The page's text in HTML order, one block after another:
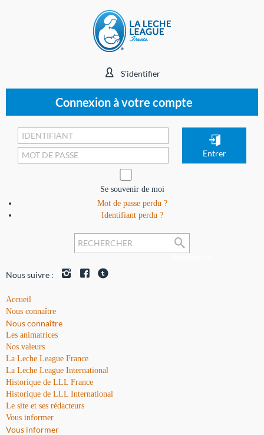
S'identifier
Connexion à votre compte
Se souvenir de moi
Mot de passe perdu ?
Identifiant perdu ?
Nous suivre :
Accueil
Nous connaître
Nous connaître
Les animatrices
Nos valeurs
La Leche League France
La Leche League International
Historique de LLL France
Historique de LLL International
Le site et ses rédacteurs
Vous informer
Vous informer